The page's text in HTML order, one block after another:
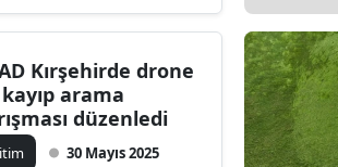
Kırşehirde drone
arama
düzenledi
30 Mayıs 2025